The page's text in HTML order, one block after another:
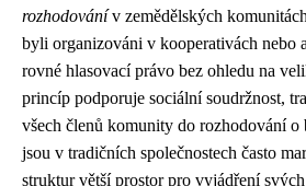
rozhodovánív zemědělských
byli organizováni v kooperativách nebo
rovné hlasovací právo bez ohledu na
princíp podporuje sociální soudržnost,
všech členů komunity do rozhodování
jsou v tradičních společnostech často
struktur větší prostor pro vyjádření